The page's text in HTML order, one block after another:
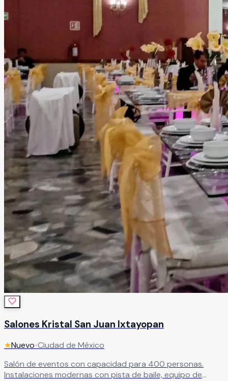
Salones Kristal San Juan Ixtayopan
★Nuevo•Ciudad de México
Salón de eventos con capacidad para 400 personas.
Instalaciones modernas con pista de baile, equipo de